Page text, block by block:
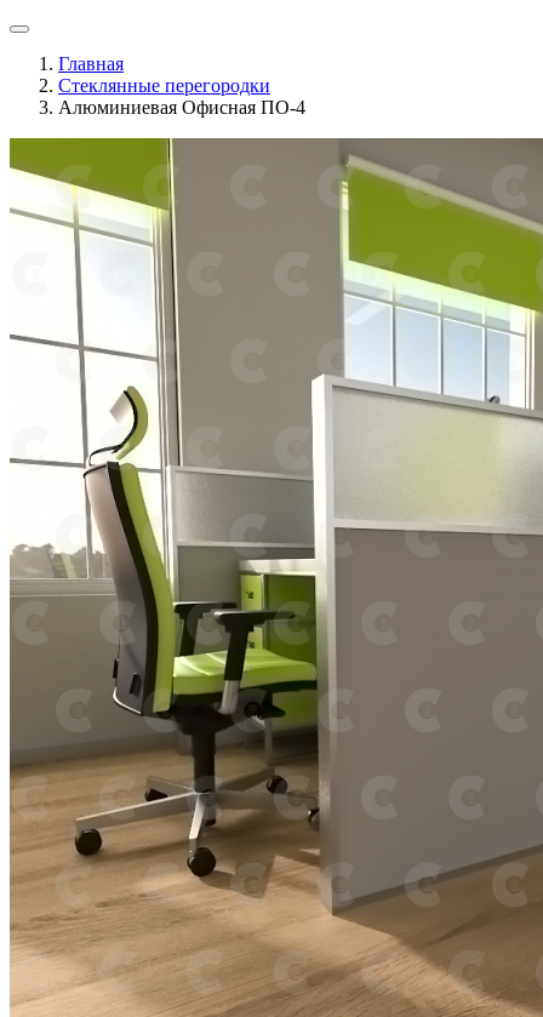
Главная
Стеклянные перегородки
Алюминиевая Офисная ПО-4